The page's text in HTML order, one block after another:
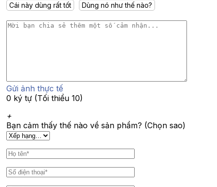
Cái này dùng rất tốt
Dùng nó như thế nào?
Gửi ảnh thực tế
0 ký tự (Tối thiểu 10)
+
Bạn cảm thấy thế nào về sản phẩm? (Chọn sao)